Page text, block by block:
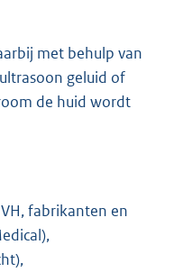
met behulp van
geluid of
de huid wordt
fabrikanten en